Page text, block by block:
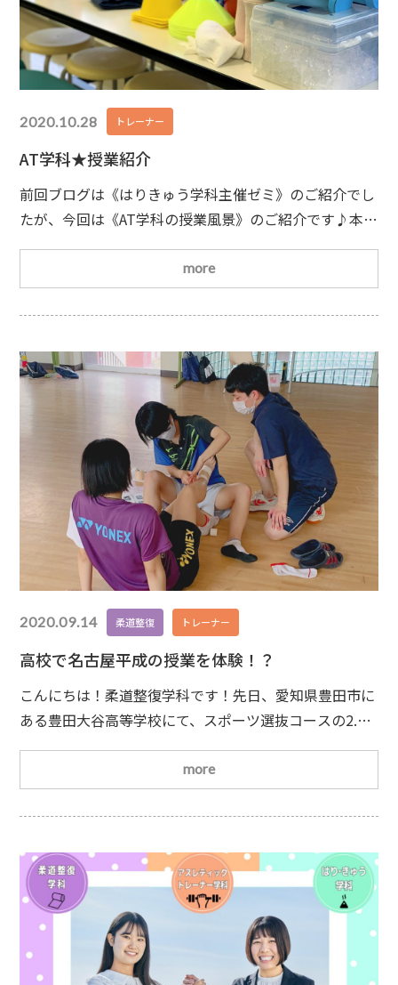
2020.10.28 トレーナー
AT学科★授業紹介
前回ブログは《はりきゅう学科主催ゼミ》のご紹介でし
たが、今回は《AT学科の授業風景》のご紹介です♪本校
アスレティックトレーナー学科では、選手に寄り添うア
スレティックトレーナーになる為に、２年間で「知識」
と「技術」を徹底的に学んでいきます！からだの仕組み
と動作学(解剖学・運動学)の授業にお邪魔しました★ア
〔※写真撮影の時だけ、先生にマスクを取って頂き
more
2020.09.14 柔道整復 トレーナー
高校で名古屋平成の授業を体験！？
こんにちは！柔道整復学科です！先日、愛知県豊田市に
ある豊田大谷高等学校にて、スポーツ選抜コースの2.3
科の出張講座を行いました。手指消毒やマスク着用しな
がら感染症対策を行い、スポーツや柔道整復師のお仕事
について体験★45分授業×2コマを実施。●アスレティ
のトレーニングを自重やチューブバンドを使用して
more